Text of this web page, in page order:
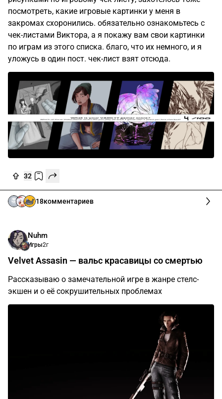
посмотреть, какие игровые картинки у меня в
закромах схоронились. обязательно ознакомьтесь с
чек-листами Виктора, а я покажу вам свои картинки
по играм из этого списка. благо, что их немного, и я
уложусь в один пост. чек-лист взят отсюда.
32
18комментариев
Nuhm
Игры2г
Velvet Assasin — вальс красавицы со смертью
Рассказываю о замечательной игре в жанре стелс-
экшен и о её сокрушительных проблемах